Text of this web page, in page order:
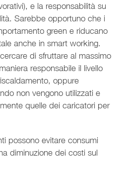
e la responsabilità su
Sarebbe opportuno che i
green e riducano
anche in smart working.
di sfruttare al massimo
responsabile il livello
oppure
non vengono utilizzati e
quelle dei caricatori per
possono evitare consumi
diminuzione dei costi sul